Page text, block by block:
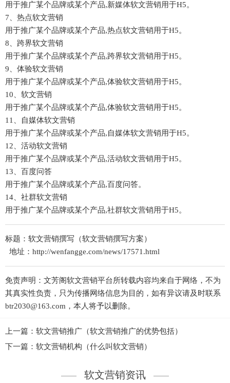
用于推广某个品牌或某个产品,新媒体软文营销用于H5。
7、热点软文营销
用于推广某个品牌或某个产品,热点软文营销用于H5。
8、跨界软文营销
用于推广某个品牌或某个产品,跨界软文营销用于H5。
9、体验软文营销
用于推广某个品牌或某个产品,体验软文营销用于H5。
10、软文营销
用于推广某个品牌或某个产品,体验软文营销用于H5。
11、自媒体软文营销
用于推广某个品牌或某个产品,自媒体软文营销用于H5。
12、活动软文营销
用于推广某个品牌或某个产品,活动软文营销用于H5。
13、百度问答
用于推广某个品牌或某个产品,百度问答。
14、社群软文营销
用于推广某个品牌或某个产品,社群软文营销用于H5。
标题：软文营销撰写（软文营销撰写方案）
地址：http://wenfangge.com/news/17571.html
免责声明：文芳阁软文营销平台所转载内容均来自于网络，不为
其真实性负责，只为传播网络信息为目的，如有异议请及时联系
btr2030@163.com，本人将予以删除。
上一篇：软文营销推广（软文营销推广的优势包括）
下一篇：软文营销机构（什么叫软文营销）
软文营销资讯